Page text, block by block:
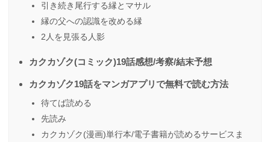
引き続き尾行する縁とマサル
縁の父への認識を改める縁
2人を見張る人影
カクカゾク(コミック)19話感想/考察/結末予想
カクカゾク19話をマンガアプリで無料で読む方法
待てば読める
先読み
カクカゾク(漫画)単行本/電子書籍が読めるサービスま